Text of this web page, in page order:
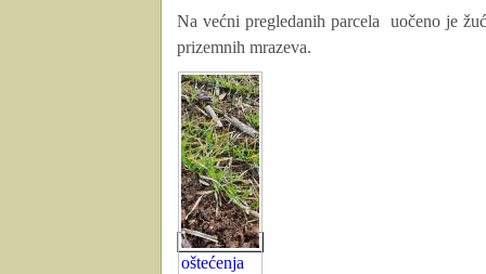
Na većni pregledanih parcela
uočeno je
prizemnih mrazeva.
oštećenja